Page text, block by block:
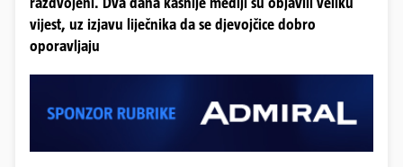
vijest, uz izjavu liječnika da se djevojčice dobro
oporavljaju